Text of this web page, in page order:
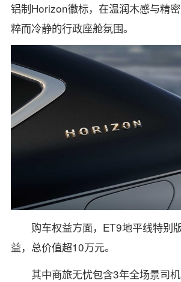
铝制Horizon徽标，在温润木感与精
粹而冷静的行政座舱氛围。
购车权益方面，ET9地平线特别
益，总价值超10万元。
其中商旅无忧包含3年全场景司